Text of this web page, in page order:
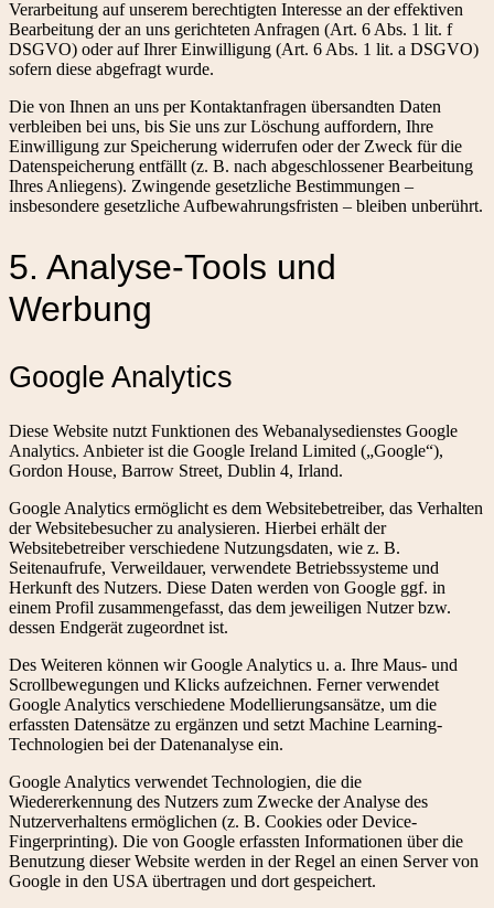
Verarbeitung auf unserem berechtigten Interesse an der effektiven
Bearbeitung der an uns gerichteten Anfragen (Art. 6 Abs. 1 lit. f
DSGVO) oder auf Ihrer Einwilligung (Art. 6 Abs. 1 lit. a DSGVO)
sofern diese abgefragt wurde.
Die von Ihnen an uns per Kontaktanfragen übersandten Daten
verbleiben bei uns, bis Sie uns zur Löschung auffordern, Ihre
Einwilligung zur Speicherung widerrufen oder der Zweck für die
Datenspeicherung entfällt (z. B. nach abgeschlossener Bearbeitung
Ihres Anliegens). Zwingende gesetzliche Bestimmungen –
insbesondere gesetzliche Aufbewahrungsfristen – bleiben unberührt.
5. Analyse-Tools und
Werbung
Google Analytics
Diese Website nutzt Funktionen des Webanalysedienstes Google
Analytics. Anbieter ist die Google Ireland Limited („Google“),
Gordon House, Barrow Street, Dublin 4, Irland.
Google Analytics ermöglicht es dem Websitebetreiber, das Verhalten
der Websitebesucher zu analysieren. Hierbei erhält der
Websitebetreiber verschiedene Nutzungsdaten, wie z. B.
Seitenaufrufe, Verweildauer, verwendete Betriebssysteme und
Herkunft des Nutzers. Diese Daten werden von Google ggf. in
einem Profil zusammengefasst, das dem jeweiligen Nutzer bzw.
dessen Endgerät zugeordnet ist.
Des Weiteren können wir Google Analytics u. a. Ihre Maus- und
Scrollbewegungen und Klicks aufzeichnen. Ferner verwendet
Google Analytics verschiedene Modellierungsansätze, um die
erfassten Datensätze zu ergänzen und setzt Machine Learning-
Technologien bei der Datenanalyse ein.
Google Analytics verwendet Technologien, die die
Wiedererkennung des Nutzers zum Zwecke der Analyse des
Nutzerverhaltens ermöglichen (z. B. Cookies oder Device-
Fingerprinting). Die von Google erfassten Informationen über die
Benutzung dieser Website werden in der Regel an einen Server von
Google in den USA übertragen und dort gespeichert.